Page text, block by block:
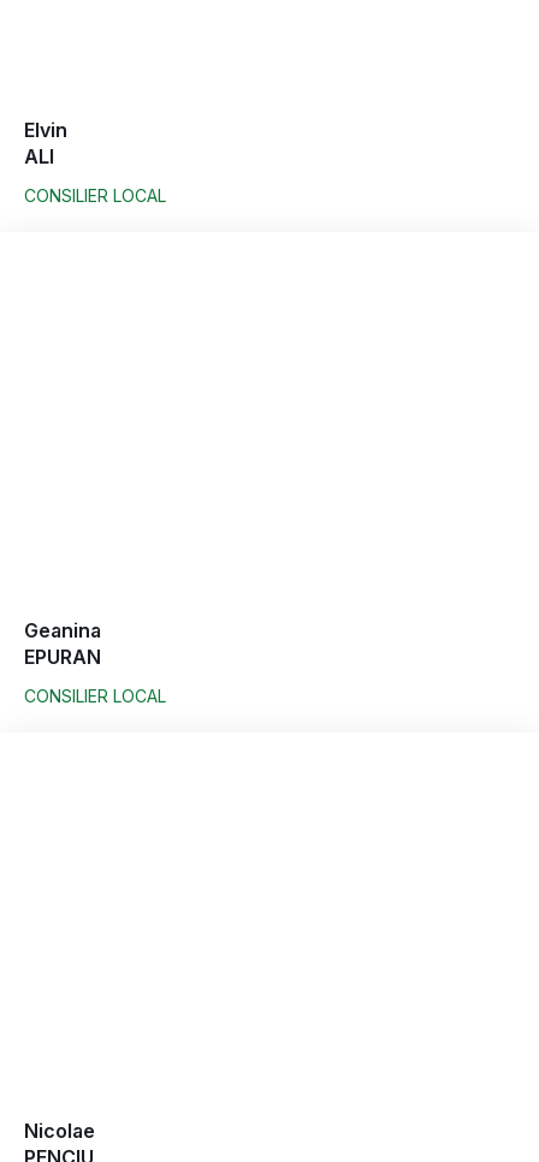
Elvin
ALI
CONSILIER LOCAL
Geanina
EPURAN
CONSILIER LOCAL
Nicolae
PENCIU